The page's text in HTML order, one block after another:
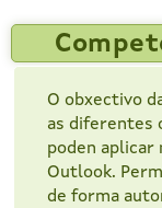
O obxectivo
as diferentes
poden
Outlook.
de forma